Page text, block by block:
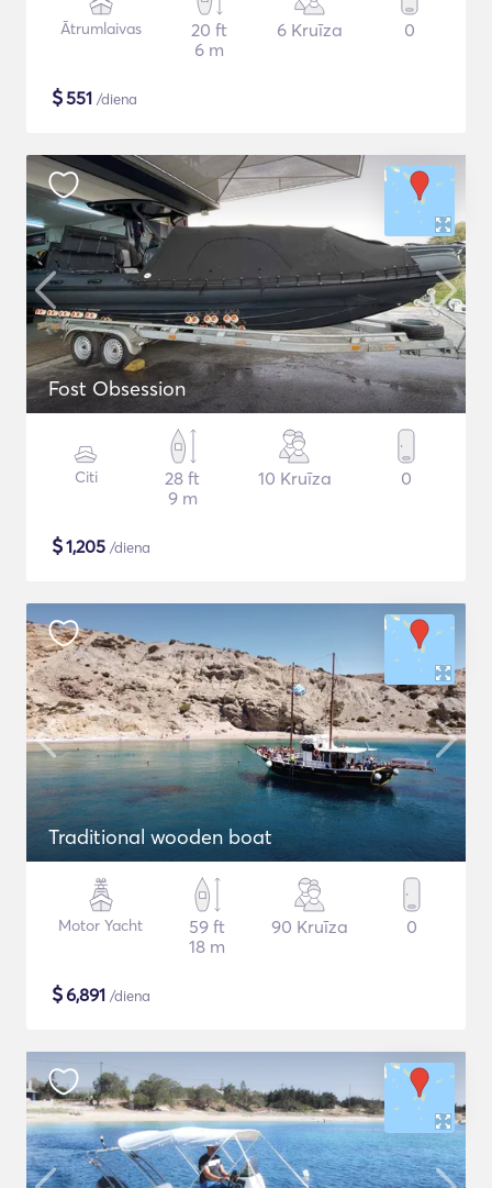
Ātrumlaivas
20 ft
6 m
6 Kruīza 0
$551 /diena
Fost Obsession
Citi
28 ft
9 m
10 Kruīza 0
$1,205 /diena
Traditional wooden boat
Motor Yacht
59 ft
18 m
90 Kruīza 0
$6,891 /diena